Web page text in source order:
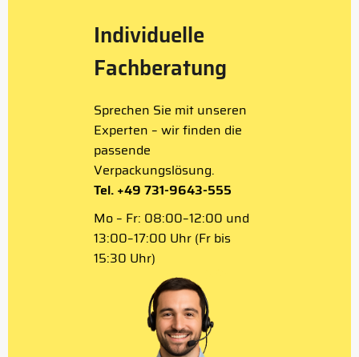
Individuelle
Fachberatung
Sprechen Sie mit unseren
Experten – wir finden die
passende
Verpackungslösung.
Tel. +49 731-9643-555
Mo – Fr: 08:00–12:00 und
13:00–17:00 Uhr (Fr bis
15:30 Uhr)